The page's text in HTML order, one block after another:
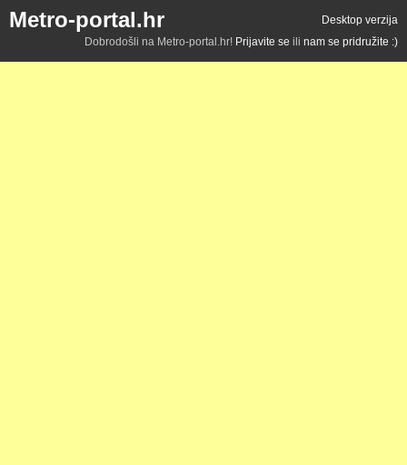
Metro-portal.hr
Desktop verzija
Dobrodošli na Metro-portal.hr! Prijavite se ili nam se pridružite :)